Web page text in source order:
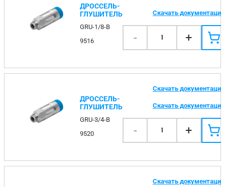
ДРОССЕЛЬ-
ГЛУШИТЕЛЬ
GRU-1/8-B
9516
Скачать
- 1 +
ДРОССЕЛЬ-
ГЛУШИТЕЛЬ
GRU-3/4-B
9520
Скачать
Скачать
- 1 +
Скачать